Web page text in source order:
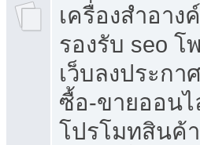
เครื่องสำอา
รองรับ seo โ
เว็บลงประก
ซื้อ-ขายออน
โปรโมทสินค้